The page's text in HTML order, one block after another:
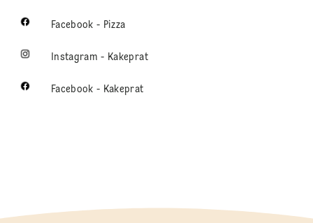
Facebook - Pizza
Instagram - Kakeprat
Facebook - Kakeprat